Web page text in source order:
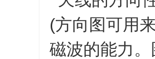
(方向图可用
磁波的能力